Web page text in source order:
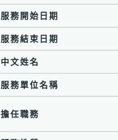
服務開始日期
服務結束日期
中文姓名
服務單位名稱
擔任職務